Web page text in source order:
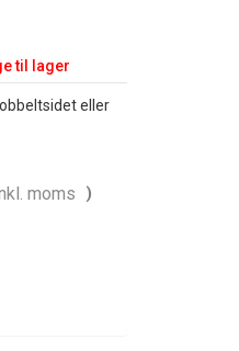
til lager
eller
moms )